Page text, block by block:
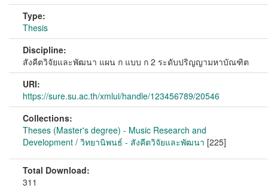
Type:
Thesis
Discipline:
สังคีตวิจัยและพัฒนา แผน ก แบบ ก 2 ระดับปริญญามหาบัณฑิต
URI:
https://sure.su.ac.th/xmlui/handle/123456789/20546
Collections:
Theses (Master's degree) - Music Research and
Development / วิทยานิพนธ์ - สังคีตวิจัยและพัฒนา [225]
Total Download:
311